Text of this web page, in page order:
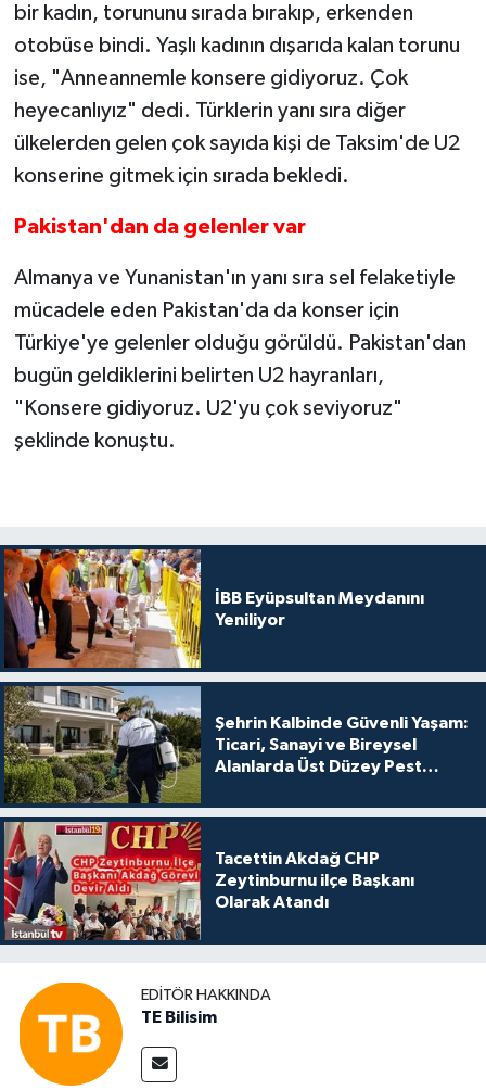
bir kadın, torununu sırada bırakıp, erkenden
otobüse bindi. Yaşlı kadının dışarıda kalan torunu
ise, "Anneannemle konsere gidiyoruz. Çok
heyecanlıyız" dedi. Türklerin yanı sıra diğer
ülkelerden gelen çok sayıda kişi de Taksim'de U2
konserine gitmek için sırada bekledi.
Pakistan'dan da gelenler var
Almanya ve Yunanistan'ın yanı sıra sel felaketiyle
mücadele eden Pakistan'da da konser için
Türkiye'ye gelenler olduğu görüldü. Pakistan'dan
bugün geldiklerini belirten U2 hayranları,
"Konsere gidiyoruz. U2'yu çok seviyoruz"
şeklinde konuştu.
İBB Eyüpsultan Meydanını
Yeniliyor
Şehrin Kalbinde Güvenli Yaşam:
Ticari, Sanayi ve Bireysel
Alanlarda Üst Düzey Pest
Tacettin Akdağ CHP
Zeytinburnu ilçe Başkanı
Olarak Atandı
EDITÖR HAKKINDA
TE Bilisim